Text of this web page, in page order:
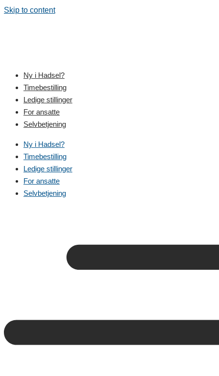
Skip to content
Ny i Hadsel?
Timebestilling
Ledige stillinger
For ansatte
Selvbetjening
Ny i Hadsel?
Timebestilling
Ledige stillinger
For ansatte
Selvbetjening